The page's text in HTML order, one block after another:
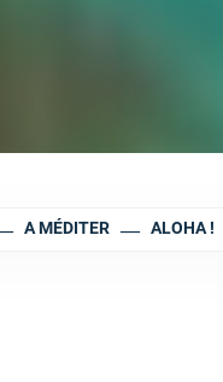
A MÉDITER ALOHA !